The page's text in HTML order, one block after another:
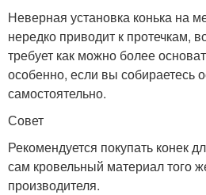
Неверная установка конька на
нередко приводит к протечкам,
требует как можно более
особенно, если вы собираетесь
самостоятельно.
Совет
Рекомендуется покупать конек
сам кровельный материал того
производителя.